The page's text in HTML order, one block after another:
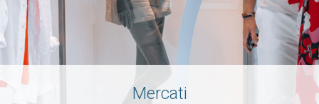
Mercati